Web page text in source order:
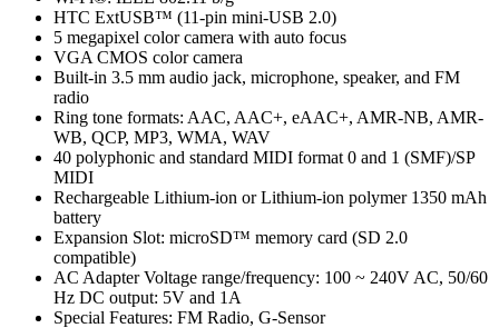
HTC ExtUSB™ (11-pin mini-USB 2.0)
5 megapixel color camera with auto focus
VGA CMOS color camera
Built-in 3.5 mm audio jack, microphone, speaker, and FM
radio
Ring tone formats: AAC, AAC+, eAAC+, AMR-NB, AMR-
WB, QCP, MP3, WMA, WAV
40 polyphonic and standard MIDI format 0 and 1 (SMF)/SP
MIDI
Rechargeable Lithium-ion or Lithium-ion polymer 1350 mAh
battery
Expansion Slot: microSD™ memory card (SD 2.0
compatible)
AC Adapter Voltage range/frequency: 100 ~ 240V AC, 50/60
Hz DC output: 5V and 1A
Special Features: FM Radio, G-Sensor